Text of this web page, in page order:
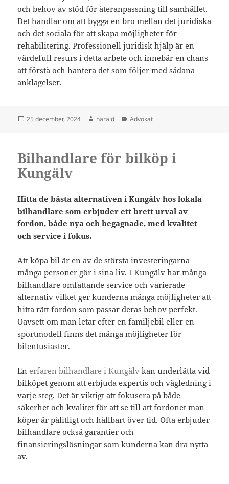
och behov av stöd för återanpassning till samhället.
Det handlar om att bygga en bro mellan det juridiska
och det sociala för att skapa möjligheter för
rehabilitering. Professionell juridisk hjälp är en
värdefull resurs i detta arbete och innebär en chans
att förstå och hantera det som följer med sådana
anklagelser.
Postat
25 december, 2024 Författare
harald Kategorier
Advokat
Bilhandlare för bilköp i
Kungälv
Hitta de bästa alternativen i Kungälv hos lokala
bilhandlare som erbjuder ett brett urval av
fordon, både nya och begagnade, med kvalitet
och service i fokus.
Att köpa bil är en av de största investeringarna
många personer gör i sina liv. I Kungälv har många
bilhandlare omfattande service och varierade
alternativ vilket ger kunderna många möjligheter att
hitta rätt fordon som passar deras behov perfekt.
Oavsett om man letar efter en familjebil eller en
sportmodell finns det många möjligheter för
bilentusiaster.
En erfaren bilhandlare i Kungälv kan underlätta vid
bilköpet genom att erbjuda expertis och vägledning i
varje steg. Det är viktigt att fokusera på både
säkerhet och kvalitet för att se till att fordonet man
köper är pålitligt och hållbart över tid. Ofta erbjuder
bilhandlare också garantier och
finansieringslösningar som kunderna kan dra nytta
av.